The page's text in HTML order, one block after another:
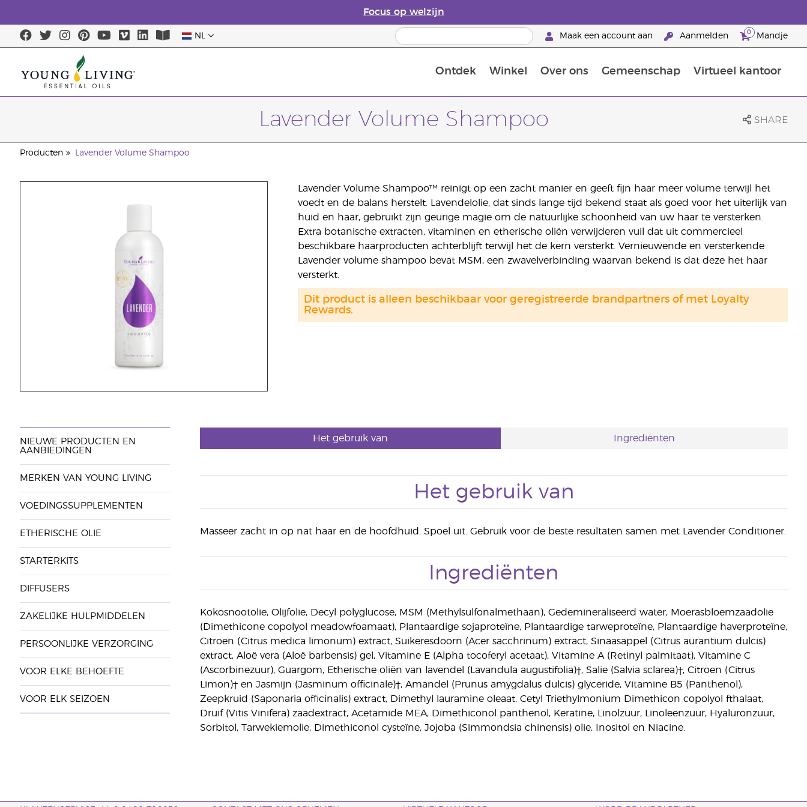
Focus op welzijn
NL Maak een account aan Aanmelden 0 Mandje
Ontdek Winkel Over ons Gemeenschap Virtueel kantoor
Lavender Volume Shampoo SHARE
Producten Lavender Volume Shampoo
Lavender Volume Shampoo™ reinigt op een zacht manier en geeft fijn haar meer volume terwijl het
voedt en de balans herstelt. Lavendelolie, dat sinds lange tijd bekend staat als goed voor het uiterlijk van
huid en haar, gebruikt zijn geurige magie om de natuurlijke schoonheid van uw haar te versterken.
Extra botanische extracten, vitaminen en etherische oliën verwijderen vuil dat uit commercieel
beschikbare haarproducten achterblijft terwijl het de kern versterkt. Vernieuwende en versterkende
Lavender volume shampoo bevat MSM, een zwavelverbinding waarvan bekend is dat deze het haar
versterkt.
Dit product is alleen beschikbaar voor geregistreerde brandpartners of met Loyalty
Rewards.
NIEUWE PRODUCTEN EN
AANBIEDINGEN
MERKEN VAN YOUNG LIVING
VOEDINGSSUPPLEMENTEN
ETHERISCHE OLIE
STARTERKITS
DIFFUSERS
ZAKELIJKE HULPMIDDELEN
PERSOONLIJKE VERZORGING
VOOR ELKE BEHOEFTE
VOOR ELK SEIZOEN
Het gebruik van Ingrediënten
Het gebruik van
Masseer zacht in op nat haar en de hoofdhuid. Spoel uit. Gebruik voor de beste resultaten samen met Lavender Conditioner.
Ingrediënten
Kokosnootolie, Olijfolie, Decyl polyglucose, MSM (Methylsulfonalmethaan), Gedemineraliseerd water, Moerasbloemzaadolie
(Dimethicone copolyol meadowfoamaat), Plantaardige sojaproteïne, Plantaardige tarweproteïne, Plantaardige haverproteïne,
Citroen (Citrus medica limonum) extract, Suikeresdoorn (Acer sacchrinum) extract, Sinaasappel (Citrus aurantium dulcis)
extract, Aloë vera (Aloë barbensis) gel, Vitamine E (Alpha tocoferyl acetaat), Vitamine A (Retinyl palmitaat), Vitamine C
(Ascorbinezuur), Guargom, Etherische oliën van lavendel (Lavandula augustifolia)†, Salie (Salvia sclarea)†, Citroen (Citrus
Limon)† en Jasmijn (Jasminum officinale)†, Amandel (Prunus amygdalus dulcis) glyceride, Vitamine B5 (Panthenol),
Zeepkruid (Saponaria officinalis) extract, Dimethyl lauramine oleaat, Cetyl Triethylmonium Dimethicon copolyol fthalaat,
Druif (Vitis Vinifera) zaadextract, Acetamide MEA, Dimethiconol panthenol, Keratine, Linolzuur, Linoleenzuur, Hyaluronzuur,
Sorbitol, Tarwekiemolie, Dimethiconol cysteïne, Jojoba (Simmondsia chinensis) olie, Inositol en Niacine.